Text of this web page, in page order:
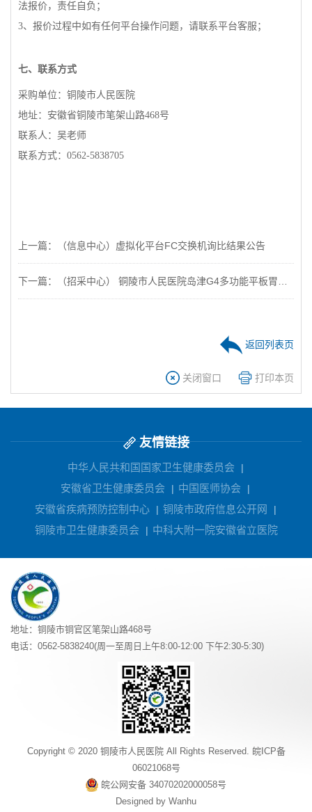
法报价， 责任自 负 ；
3、 报价过程中如有任何平台操作问题 ， 请联系平台客服；
七、 联系方式
采购单位： 铜 陵市人民医院
地址：安徽省铜 陵市笔架山路468号
联系人：吴老师
联系方式： 0562-5838705
上一篇：（信息中心）虚拟化平台FC交换机询比结果公告
下一篇：（招采中心） 铜陵市人民医院岛津G4多功能平板胃肠机维保项目磋商公告
返回列表页
关闭窗口 打印本页
友情链接
中华人民共和国国家卫生健康委员会 |
安徽省卫生健康委员会 | 中国医师协会 |
安徽省疾病预防控制中心 | 铜陵市政府信息公开网 |
铜陵市卫生健康委员会 | 中科大附一院安徽省立医院
地址：铜陵市铜官区笔架山路468号
电话：0562-5838240(周一至周日上午8:00-12:00 下午2:30-5:30)
Copyright © 2020 铜陵市人民医院 All Rights Reserved. 皖ICP备
06021068号
皖公网安备 34070202000058号
Designed by Wanhu